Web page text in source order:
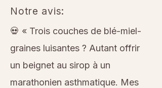
Notre avis:
💀 « Trois couches de blé-miel-
graines luisantes ? Autant offrir
un beignet au sirop à un
marathonien asthmatique. Mes